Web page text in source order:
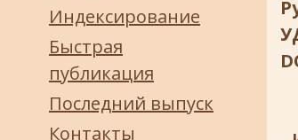
Индексирование
Быстрая
публикация
Последний выпуск
Контакты